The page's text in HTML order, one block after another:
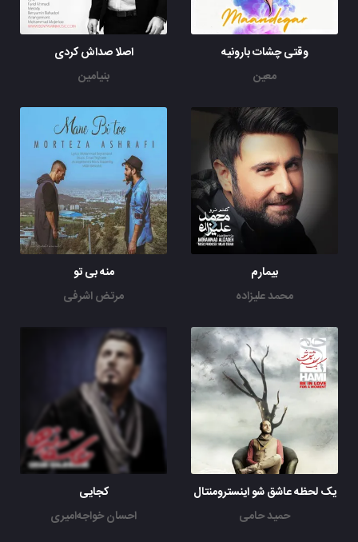
وقتی چشات بارونیه
معین
اصلا صداش کردی
بنیامین
بیمارم
محمد علیزاده
منه بی تو
مرتض اشرفی
یک لحظه عاشق شو اینسترومنتال
حمید حامی
کجایی
احسان خواجه‌امیری